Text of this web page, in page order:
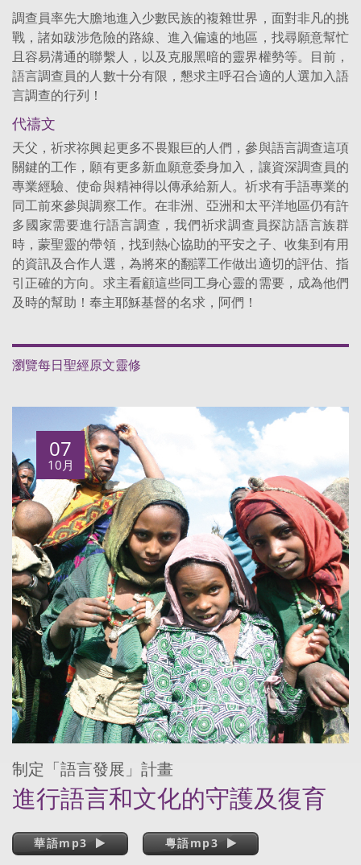
調查員率先大膽地進入少數民族的複雜世界，面對非凡的挑
戰，諸如跋涉危險的路線、進入偏遠的地區，找尋願意幫忙
且容易溝通的聯繫人，以及克服黑暗的靈界權勢等。目前，
語言調查員的人數十分有限，懇求主呼召合適的人選加入語
言調查的行列！
代禱文
天父，祈求祢興起更多不畏艱巨的人們，參與語言調查這項
關鍵的工作，願有更多新血願意委身加入，讓資深調查員的
專業經驗、使命與精神得以傳承給新人。祈求有手語專業的
同工前來參與調察工作。在非洲、亞洲和太平洋地區仍有許
多國家需要進行語言調查，我們祈求調查員探訪語言族群
時，蒙聖靈的帶領，找到熱心協助的平安之子、收集到有用
的資訊及合作人選，為將來的翻譯工作做出適切的評估、指
引正確的方向。求主看顧這些同工身心靈的需要，成為他們
及時的幫助！奉主耶穌基督的名求，阿們！
瀏覽每日聖經原文靈修
制定「語言發展」計畫
進行語言和文化的守護及復育
07
10月
華語mp3 粵語mp3